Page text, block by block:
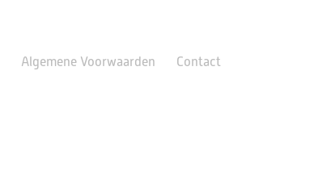
Algemene Voorwaarden Contact